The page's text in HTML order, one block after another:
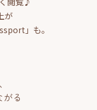
が
」も。
る